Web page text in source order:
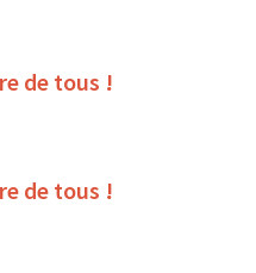
de tous !
de tous !